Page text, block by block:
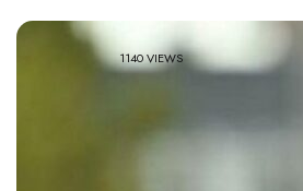
1140 VIEWS